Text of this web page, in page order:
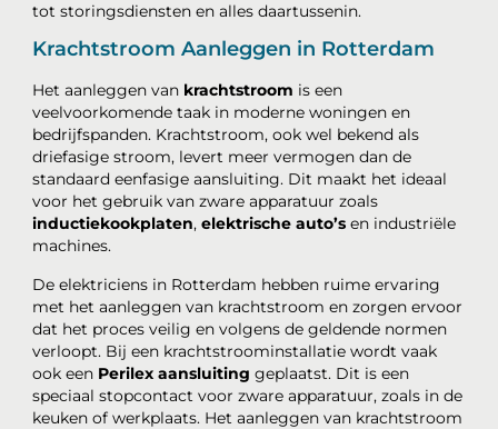
tot storingsdiensten en alles daartussenin.
Krachtstroom Aanleggen in Rotterdam
Het aanleggen van krachtstroom is een
veelvoorkomende taak in moderne woningen en
bedrijfspanden. Krachtstroom, ook wel bekend als
driefasige stroom, levert meer vermogen dan de
standaard eenfasige aansluiting. Dit maakt het ideaal
voor het gebruik van zware apparatuur zoals
inductiekookplaten,elektrische auto’s en industriële
machines.
De elektriciens in Rotterdam hebben ruime ervaring
met het aanleggen van krachtstroom en zorgen ervoor
dat het proces veilig en volgens de geldende normen
verloopt. Bij een krachtstroominstallatie wordt vaak
ook een Perilex aansluiting geplaatst. Dit is een
speciaal stopcontact voor zware apparatuur, zoals in de
keuken of werkplaats. Het aanleggen van krachtstroom